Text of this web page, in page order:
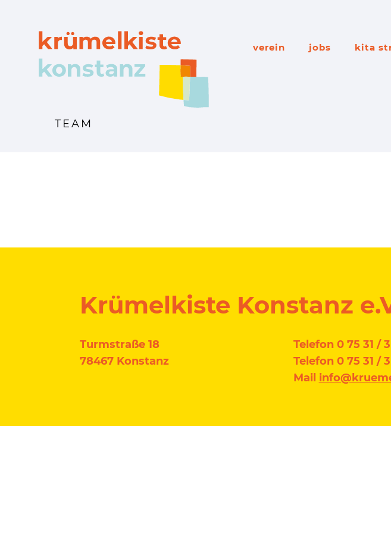
verein jobs kita
TEAM
Krümelkiste Konstanz
Turmstraße 18
78467 Konstanz
Telefon 0 75 31 /
Telefon 0 75 31 /
Mail